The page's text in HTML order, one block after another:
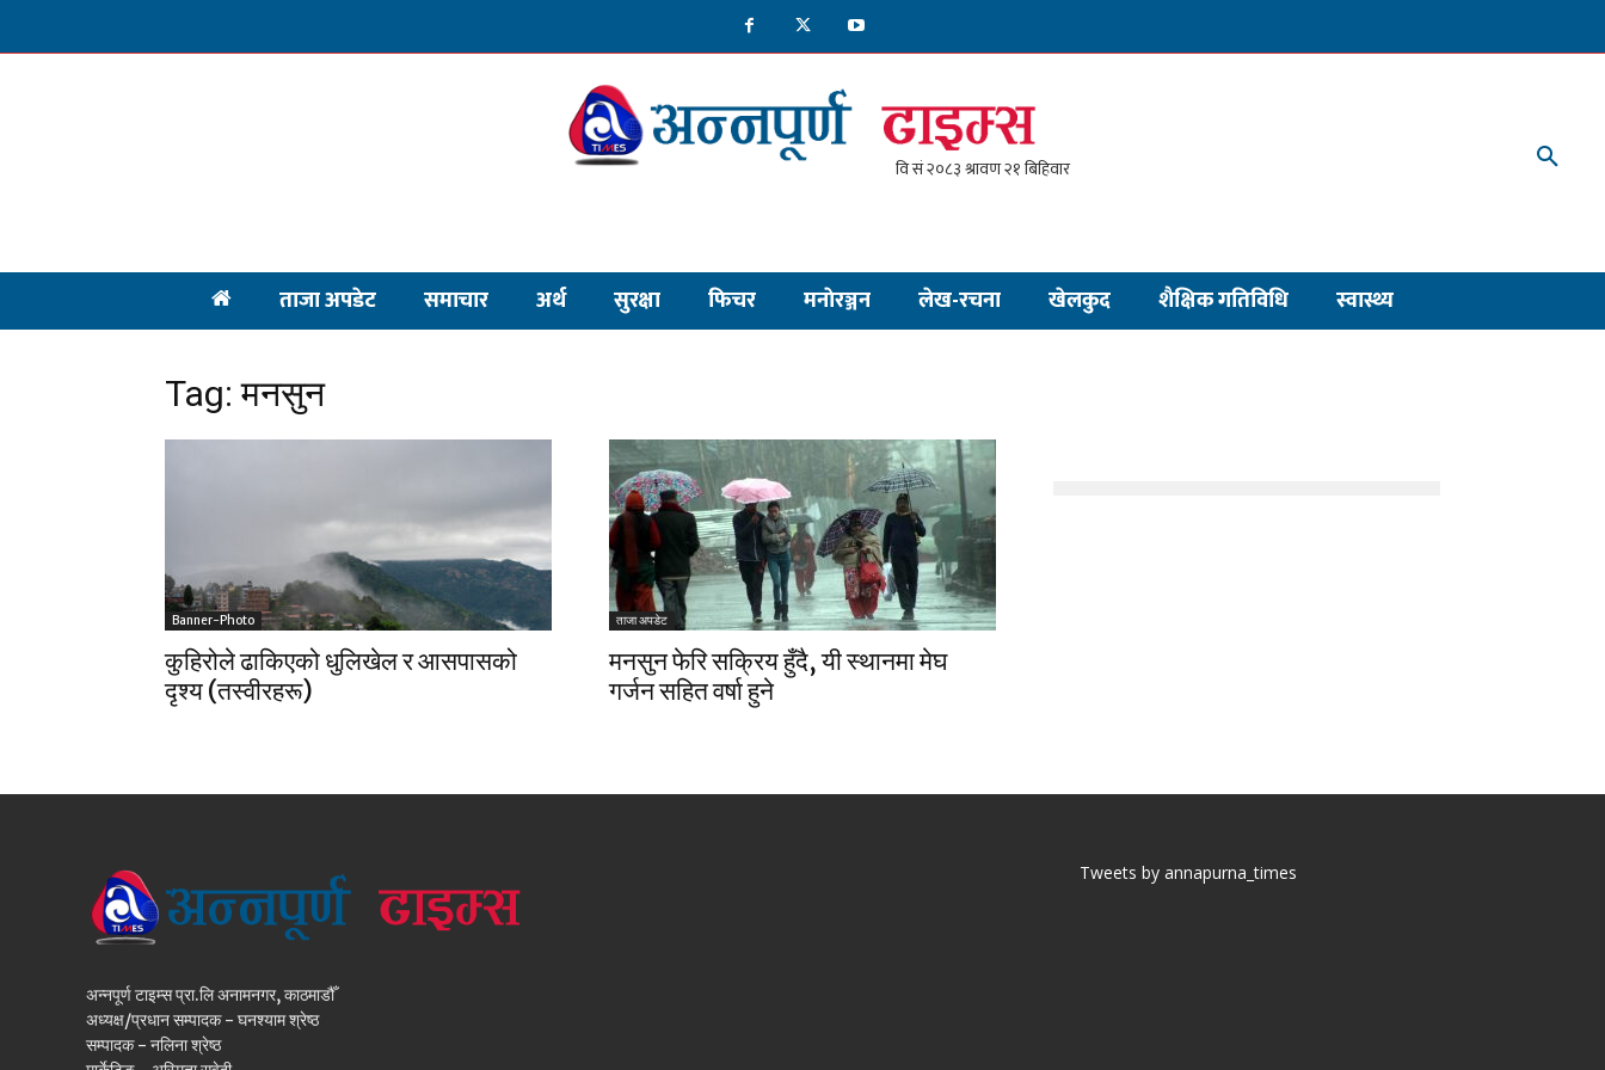
ताजा अपडेट समाचार अर्थ सुरक्षा फिचर मनाेरञ्जन लेख-रचना खेलकुद शैक्षिक गतिविधि स्वास्थ्य
Tag: मनसुन
Banner-Photo
कुहिरोले ढाकिएको धुलिखेल र आसपासको
दृश्य (तस्वीरहरू)
ताजा अपडेट
मनसुन फेरि सक्रिय हुँदै, यी स्थानमा मेघ
गर्जन सहित वर्षा हुने
अन्नपूर्ण टाइम्स प्रा.लि अनामनगर, काठमाडौँ
अध्यक्ष/प्रधान सम्पादक - घनश्याम श्रेष्ठ
सम्पादक - नलिना श्रेष्ठ
Tweets by annapurna_times